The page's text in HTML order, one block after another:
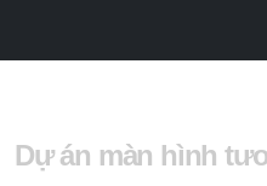
Dự án màn hình